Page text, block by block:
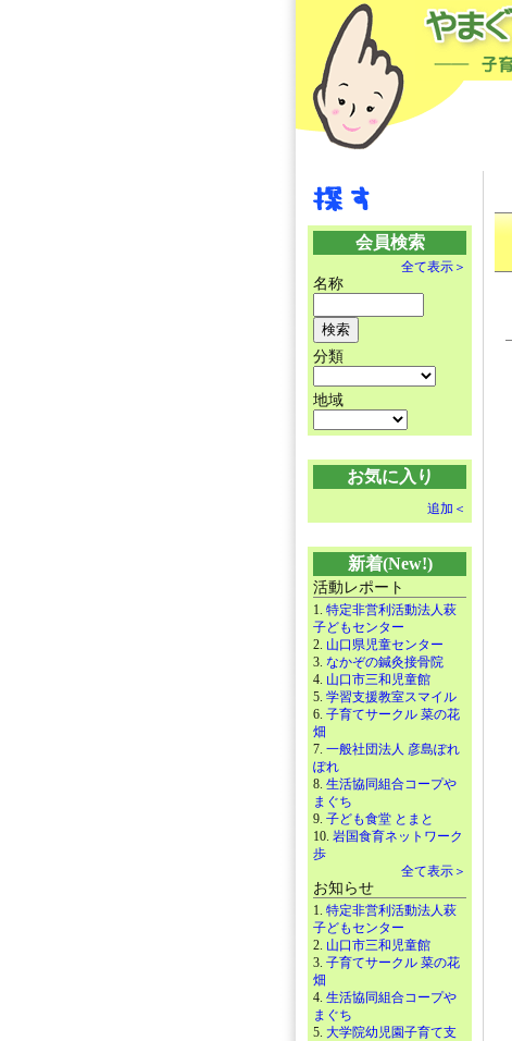
会員検索
全て表示＞
名称
分類
地域
お気に入り
追加＜
新着(New!)
活動レポート
1. 特定非営利活動法人萩
子どもセンター
2. 山口県児童センター
3. なかぞの鍼灸接骨院
4. 山口市三和児童館
5. 学習支援教室スマイル
6. 子育てサークル 菜の花
畑
7. 一般社団法人 彦島ぽれ
ぽれ
8. 生活協同組合コープや
まぐち
9. 子ども食堂 とまと
10. 岩国食育ネットワーク
歩
全て表示＞
お知らせ
1. 特定非営利活動法人萩
子どもセンター
2. 山口市三和児童館
3. 子育てサークル 菜の花
畑
4. 生活協同組合コープや
まぐち
5. 大学院幼児園子育て支